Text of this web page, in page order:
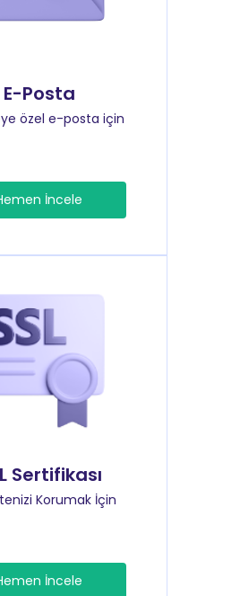
E-Posta
özel e-posta için
İncele
Sertifikası
Korumak İçin
İncele